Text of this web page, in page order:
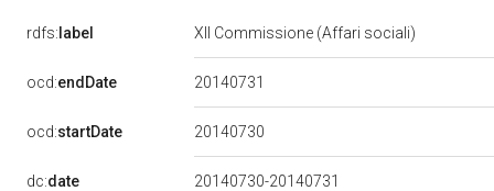
rdfs: label XII Commissione (Affari sociali)
ocd:endDate 20140731
ocd:startDate 20140730
dc:date 20140730-20140731